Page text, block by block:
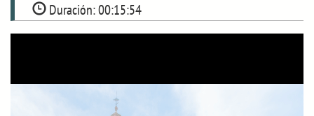
Duración:00:15:54